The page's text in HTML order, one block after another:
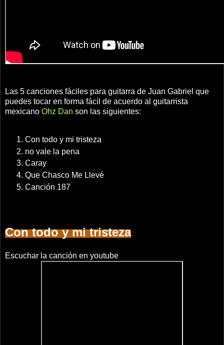
Las 5 canciones fáciles para guitarra de Juan Gabriel que
puedes tocar en forma fácil de acuerdo al guitarrista
mexicano Ohz Dan son las siguientes:
Con todo y mi tristeza
no vale la pena
Caray
Que Chasco Me Llevé
Canción 187
Con todo y mi tristeza
Escuchar la canción en youtube